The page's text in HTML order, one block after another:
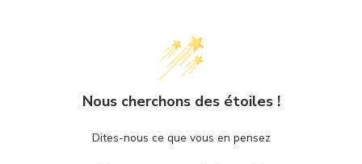
Nous cherchons des étoiles !
Dites-nous ce que vous en pensez